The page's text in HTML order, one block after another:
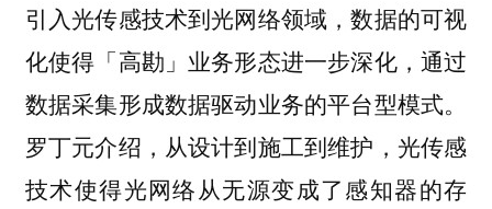
引入光传感技术到光网络领域，数据的可视
化使得「高勘」业务形态进一步深化，通过
数据采集形成数据驱动业务的平台型模式。
罗丁元介绍，从设计到施工到维护，光传感
技术使得光网络从无源变成了感知器的存